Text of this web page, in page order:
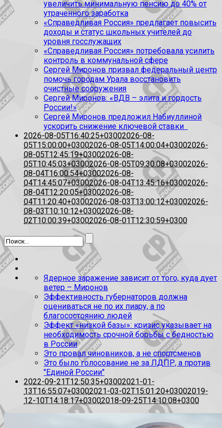
увеличить минимальную пенсию до 40% от
утраченного заработка
«Справедливая Россия» предлагает повысить
доходы и статус школьных учителей до
уровня госслужащих
«Справедливая Россия» потребовала усилить
контроль в коммунальной сфере
Сергей Миронов призвал федеральный центр
помочь городам Урала восстановить
очистные сооружения
Сергей Миронов: «ВДВ – элита и гордость
России!»
Сергей Миронов предложил Набиуллиной
ускорить снижение ключевой ставки
2026-08-05T16:40:25+03002026-08-
05T15:00:00+03002026-08-05T14:00:04+03002026-
08-05T12:45:19+03002026-08-
05T10:45:03+03002026-08-05T09:30:08+03002026-
08-04T16:00:54+03002026-08-
04T14:45:07+03002026-08-04T13:45:16+03002026-
08-04T12:20:05+03002026-08-
04T11:20:40+03002026-08-03T13:00:12+03002026-
08-03T10:10:12+03002026-08-
02T10:00:39+03002026-08-01T12:30:59+0300
Ядерное заражение зависит от того, куда дует
ветер – Миронов
Эффективность губернаторов должна
оцениваться не по их пиару, а по
благосостоянию людей
Эффект «низкой базы»: кризис указывает на
необходимость срочной борьбы с бедностью
в России
Это провал чиновников, а не спортсменов
Это было голосование не за ЛДПР, а против
"Единой России"
2022-09-21T12:50:35+03002021-01-
13T16:55:07+03002021-03-02T15:01:20+03002019-
12-10T14:18:17+03002018-09-25T14:10:08+0300